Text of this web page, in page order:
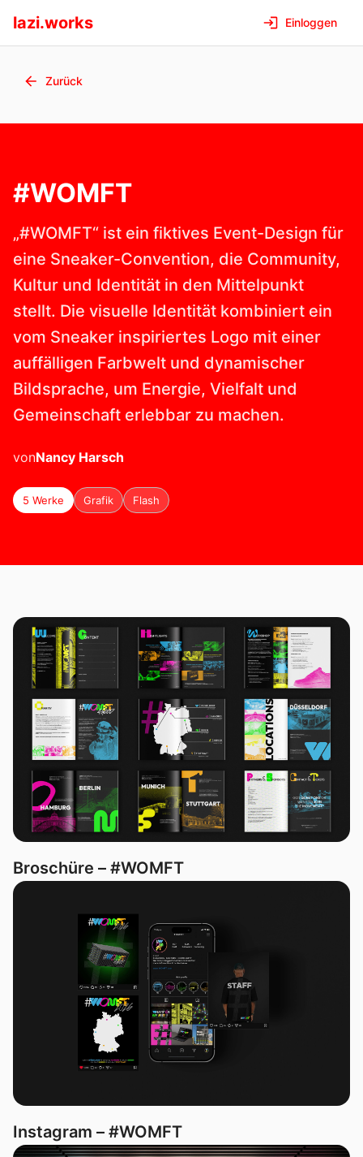
lazi.works Einloggen
Zurück
#WOMFT
„#WOMFT“ ist ein fiktives Event-Design für
eine Sneaker-Convention, die Community,
Kultur und Identität in den Mittelpunkt
stellt. Die visuelle Identität kombiniert ein
vom Sneaker inspiriertes Logo mit einer
auffälligen Farbwelt und dynamischer
Bildsprache, um Energie, Vielfalt und
Gemeinschaft erlebbar zu machen.
vonNancy Harsch
5 Werke Grafik Flash
Broschüre – #WOMFT
Instagram – #WOMFT